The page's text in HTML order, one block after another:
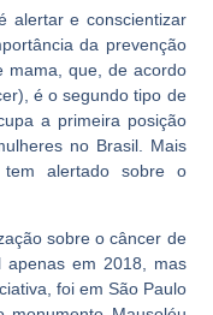
alertar e conscientizar
da prevenção
mama, que, de acordo
é o segundo tipo de
a primeira posição
no Brasil. Mais
tem alertado sobre o
sobre o câncer de
apenas em 2018, mas
foi em São Paulo